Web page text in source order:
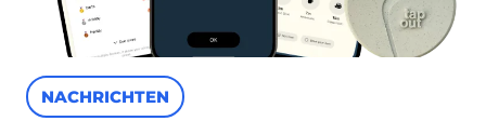
NACHRICHTEN